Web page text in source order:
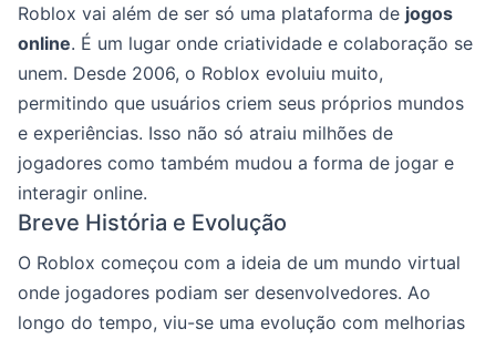
Roblox vai além de ser só uma plataforma de jogos
online. É um lugar onde criatividade e colaboração se
unem. Desde 2006, o Roblox evoluiu muito,
permitindo que usuários criem seus próprios mundos
e experiências. Isso não só atraiu milhões de
jogadores como também mudou a forma de jogar e
interagir online.
Breve História e Evolução
O Roblox começou com a ideia de um mundo virtual
onde jogadores podiam ser desenvolvedores. Ao
longo do tempo, viu-se uma evolução com melhorias